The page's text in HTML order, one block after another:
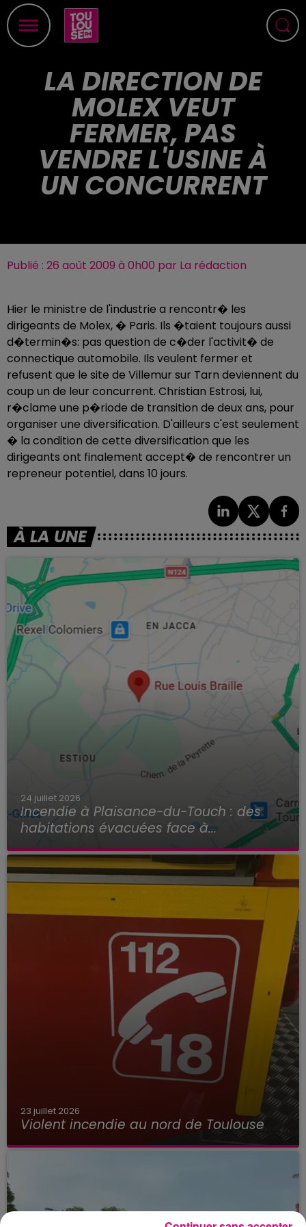
LA DIRECTION DE
MOLEX VEUT
FERMER, PAS
VENDRE L'USINE À
UN CONCURRENT
Publié : 26 août 2009 à 0h00 par La rédaction
Hier le ministre de l'industrie a rencontr� les
dirigeants de Molex, � Paris. Ils �taient toujours aussi
d�termin�s: pas question de c�der l'activit� de
connectique automobile. Ils veulent fermer et
refusent que le site de Villemur sur Tarn deviennent du
coup un de leur concurrent. Christian Estrosi, lui,
r�clame une p�riode de transition de deux ans, pour
organiser une diversification. D'ailleurs c'est seulement
� la condition de cette diversification que les
dirigeants ont finalement accept� de rencontrer un
repreneur potentiel, dans 10 jours.
À LA UNE
24 juillet 2026
Incendie à Plaisance-du-Touch : des
habitations évacuées face à...
23 juillet 2026
Violent incendie au nord de Toulouse